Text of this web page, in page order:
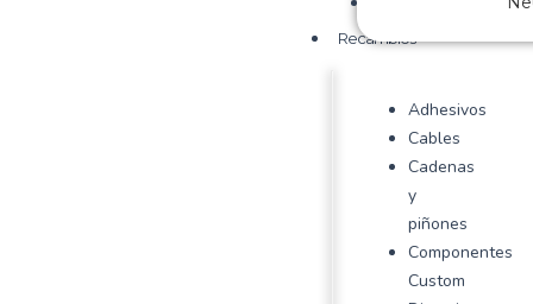
Recambios
Adhesivos
Cables
Cadenas
y
piñones
Componentes
Custom